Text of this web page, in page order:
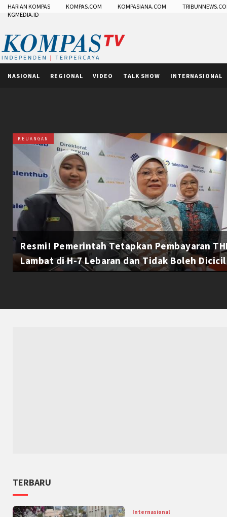
HARIAN KOMPAS KOMPAS.COM KOMPASIANA.COM
KGMEDIA.ID
NASIONAL REGIONAL VIDEO TALK SHOW INTERNASIONAL
KEUANGAN
Resmi! Pemerintah Tetapkan Pembayaran
Lambat di H-7 Lebaran dan Tidak Boleh Dicicil
TERBARU
Internasional